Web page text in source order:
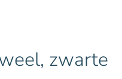
zwarte